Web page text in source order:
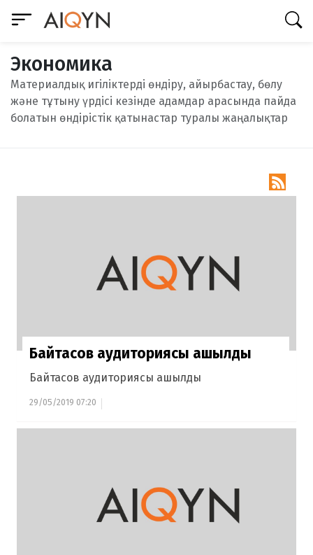
Экономика
Материалдық игіліктерді өндіру, айырбастау, бөлу
және тұтыну үрдісі кезінде адамдар арасында пайда
болатын өндірістік қатынастар туралы жаңалықтар

Байтасов аудиториясы ашылды
Байтасов аудиториясы ашылды
29/05/2019 07:20